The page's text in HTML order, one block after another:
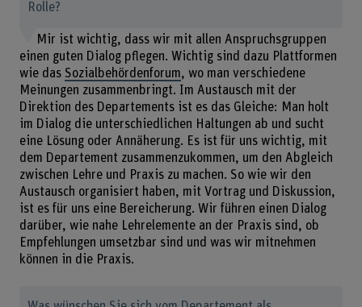
Rolle?
Mir ist wichtig, dass wir mit allen Anspruchsgruppen
einen guten Dialog pflegen. Wichtig sind dazu Plattformen
wie das Sozialbehördenforum, wo man verschiedene
Meinungen zusammenbringt. Im Austausch mit der
Direktion des Departements ist es das Gleiche: Man holt
im Dialog die unterschiedlichen Haltungen ab und sucht
eine Lösung oder Annäherung. Es ist für uns wichtig, mit
dem Departement zusammenzukommen, um den Abgleich
zwischen Lehre und Praxis zu machen. So wie wir den
Austausch organisiert haben, mit Vortrag und Diskussion,
ist es für uns eine Bereicherung. Wir führen einen Dialog
darüber, wie nahe Lehrelemente an der Praxis sind, ob
Empfehlungen umsetzbar sind und was wir mitnehmen
können in die Praxis.